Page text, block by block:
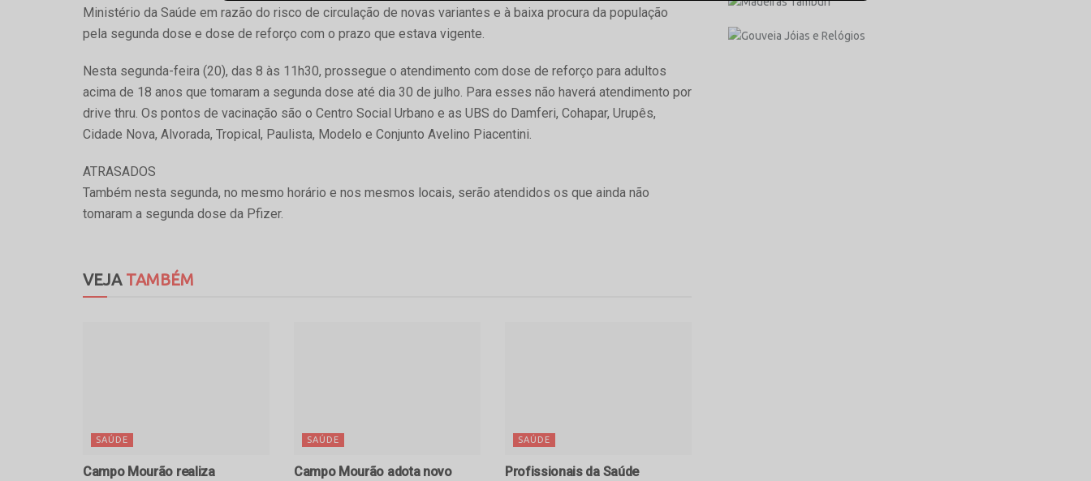
Ministério da Saúde em razão do risco de circulação de novas variantes e à baixa procura da população
pela segunda dose e dose de reforço com o prazo que estava vigente.
Nesta segunda-feira (20), das 8 às 11h30, prossegue o atendimento com dose de reforço para adultos
acima de 18 anos que tomaram a segunda dose até dia 30 de julho. Para esses não haverá atendimento por
drive thru. Os pontos de vacinação são o Centro Social Urbano e as UBS do Damferi, Cohapar, Urupês,
Cidade Nova, Alvorada, Tropical, Paulista, Modelo e Conjunto Avelino Piacentini.
ATRASADOS
Também nesta segunda, no mesmo horário e nos mesmos locais, serão atendidos os que ainda não
tomaram a segunda dose da Pfizer.
VEJATAMBÉM
SAÚDE
Campo Mourão realiza
SAÚDE
Campo Mourão adota novo
SAÚDE
Profissionais da Saúde